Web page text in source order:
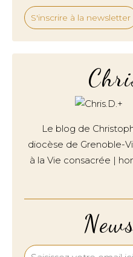
S'inscrire à la newsletter
Le blog de
diocèse de Grenoble-
à la Vie consacrée |